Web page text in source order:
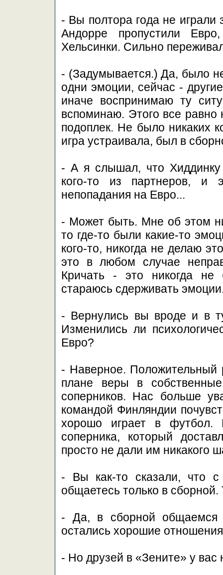
- Вы полтора года не
Андорре пропустили
Хельсинки. Сильно
- (Задумывается.) Да, было
одни эмоции, сейчас -
иначе воспринимаю ту
вспоминаю. Этого все равно
подоплек. Не было никаких
игра устраивала, был в
- А я слышал, что Хиддинку
кого-то из партнеров, и
непопадания на Евро...
- Может быть. Мне об этом
то где-то были какие-то
кого-то, никогда не делаю
это в любом случае
Кричать - это никогда не
стараюсь сдерживать
- Вернулись вы вроде и в
Изменились ли
Евро?
- Наверное. Положительный
плане веры в
соперников. Нас больше
командой Финляндии
хорошо играет в футбол.
соперника, который
просто не дали им никакого
- Вы как-то сказали, что
общаетесь только в
- Да, в сборной общаемся
остались хорошие
- Но друзей в «Зените» у вас